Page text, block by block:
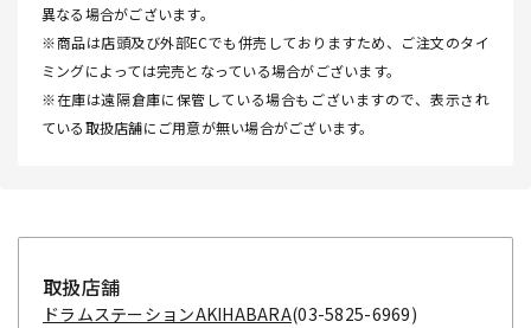
異なる場合がございます。
※商品は店頭及び外部ECでも併売しておりますため、ご注文のタイ
ミングによっては完売となっている場合がございます。
※在庫は遠隔倉庫に保管している場合もございますので、表示され
ている取扱店舗にご用意が無い場合がございます。
取扱店舗
ドラムステーションAKIHABARA(03-5825-6969)